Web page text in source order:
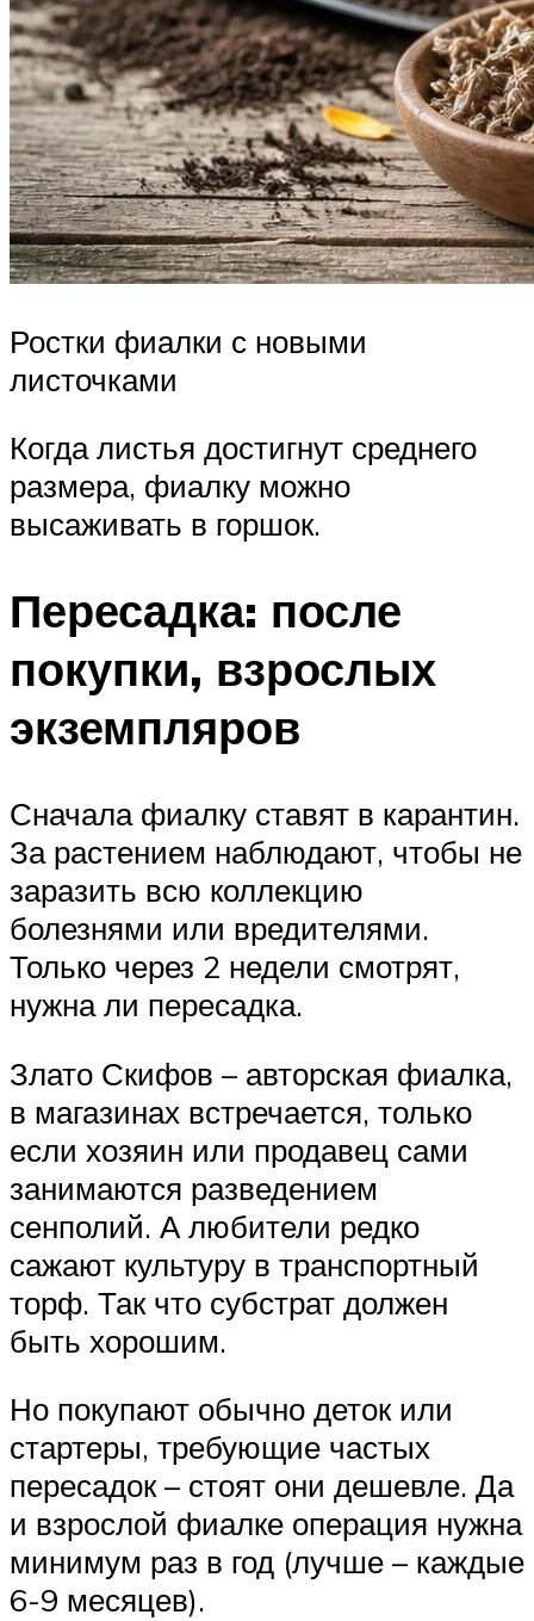
Ростки фиалки с новыми
листочками
Когда листья достигнут среднего
размера, фиалку можно
высаживать в горшок.
Пересадка: после
покупки, взрослых
экземпляров
Сначала фиалку ставят в карантин.
За растением наблюдают, чтобы не
заразить всю коллекцию
болезнями или вредителями.
Только через 2 недели смотрят,
нужна ли пересадка.
Злато Скифов – авторская фиалка,
в магазинах встречается, только
если хозяин или продавец сами
занимаются разведением
сенполий. А любители редко
сажают культуру в транспортный
торф. Так что субстрат должен
быть хорошим.
Но покупают обычно деток или
стартеры, требующие частых
пересадок – стоят они дешевле. Да
и взрослой фиалке операция нужна
минимум раз в год (лучше – каждые
6-9 месяцев).